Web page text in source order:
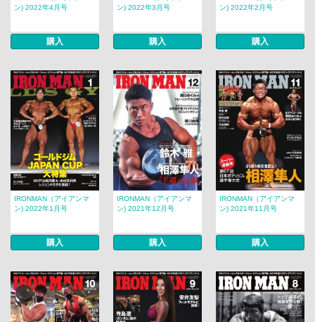
ン) 2022年4月号
購入
ン) 2022年3月号
購入
ン) 2022年2月号
購入
IRONMAN（アイアンマ
ン) 2022年1月号
購入
IRONMAN（アイアンマ
ン) 2021年12月号
購入
IRONMAN（アイアンマ
ン) 2021年11月号
購入